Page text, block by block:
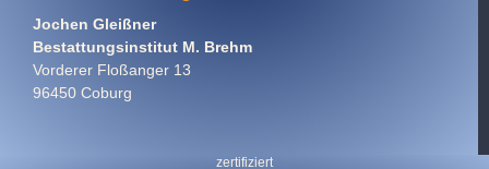
Jochen Gleißner
Bestattungsinstitut M. Brehm
Vorderer Floßanger 13
96450 Coburg
zertifiziert